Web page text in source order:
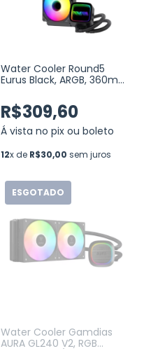
Water Cooler Round5
Eurus Black, ARGB, 360mm,
(R5-WC-EURUS-360B-
2232)
R$309,60
Á vista no pix ou boleto
12x de R$30,00 sem juros
ESGOTADO
Water Cooler Gamdias
AURA GL240 V2, RGB